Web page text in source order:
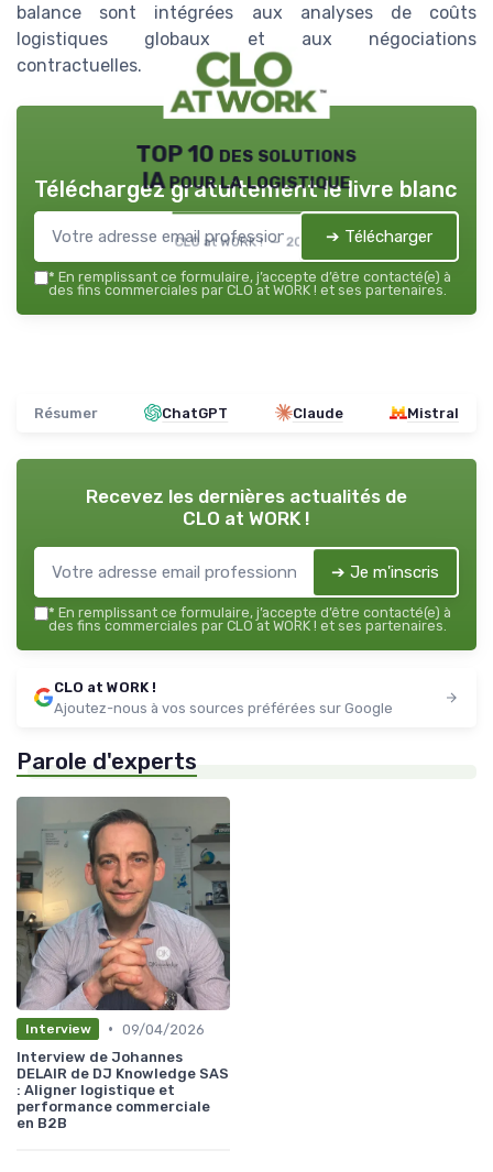
balance sont intégrées aux analyses de coûts
logistiques globaux et aux négociations
contractuelles.
TOP 10 des solutions
IA pour la logistique
CLO at WORK ! — 2026
Téléchargez gratuitement le livre blanc
➔ Télécharger
* En remplissant ce formulaire, j’accepte d’être contacté(e) à
des fins commerciales par CLO at WORK ! et ses partenaires.
Résumer ChatGPT Claude Mistral
Recevez les dernières actualités de
CLO at WORK !
➔ Je m'inscris
* En remplissant ce formulaire, j’accepte d’être contacté(e) à
des fins commerciales par CLO at WORK ! et ses partenaires.
CLO at WORK !
Ajoutez-nous à vos sources préférées sur Google
Parole d'experts
Interview • 09/04/2026
Interview de Johannes
DELAIR de DJ Knowledge SAS
: Aligner logistique et
performance commerciale
en B2B